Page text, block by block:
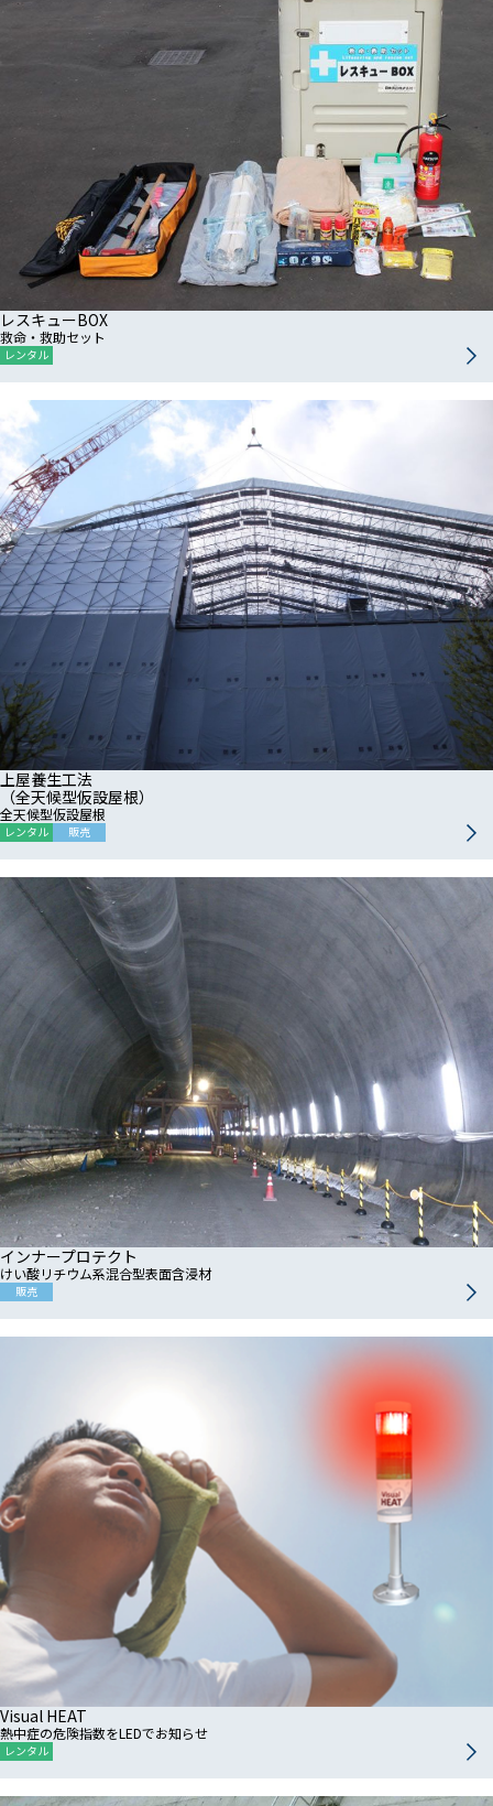
レスキューBOX
救命・救助セット
レンタル
上屋養生工法
（全天候型仮設屋根）
全天候型仮設屋根
レンタル 販売
インナープロテクト
けい酸リチウム系混合型表面含浸材
販売
Visual HEAT
熱中症の危険指数をLEDでお知らせ
レンタル